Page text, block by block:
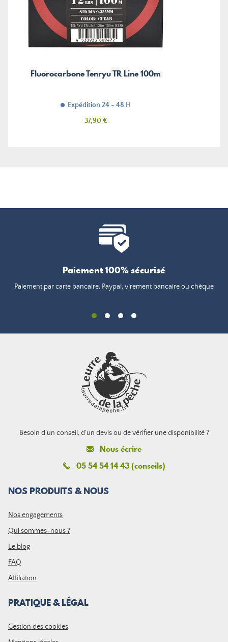
Fluorocarbone Tenryu TR Line 100m
Expédition 24 - 48 H
Prix
37,90 €
Paiement 100% sécurisé
Paiement par carte bancaire, Paypal, virement bancaire ou chèque
Besoin d'un conseil, d'un devis ou de vérifier une disponibilité ?
Nous écrire
05 54 54 14 43 (conseils)
NOS PRODUITS & NOUS
Nos engagements
Qui sommes-nous ?
Le blog
FAQ
Affiliation
PRATIQUE & LÉGAL
Gestion des cookies